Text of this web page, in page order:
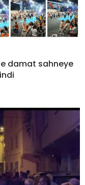
damat sahneye